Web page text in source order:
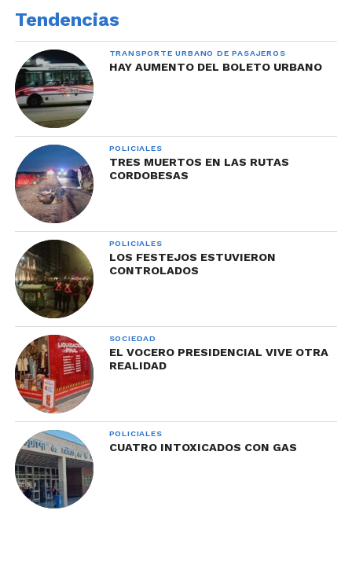
Tendencias
TRANSPORTE URBANO DE PASAJEROS
HAY AUMENTO DEL BOLETO URBANO
POLICIALES
TRES MUERTOS EN LAS RUTAS
CORDOBESAS
POLICIALES
LOS FESTEJOS ESTUVIERON
CONTROLADOS
SOCIEDAD
EL VOCERO PRESIDENCIAL VIVE OTRA
REALIDAD
POLICIALES
CUATRO INTOXICADOS CON GAS